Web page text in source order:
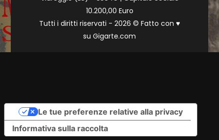
10.200,00 Euro
Tutti i diritti riservati - 2026 © Fatto con ♥
su Gigarte.com
Informativa sulla raccolta
Le tue preferenze relative alla privacy